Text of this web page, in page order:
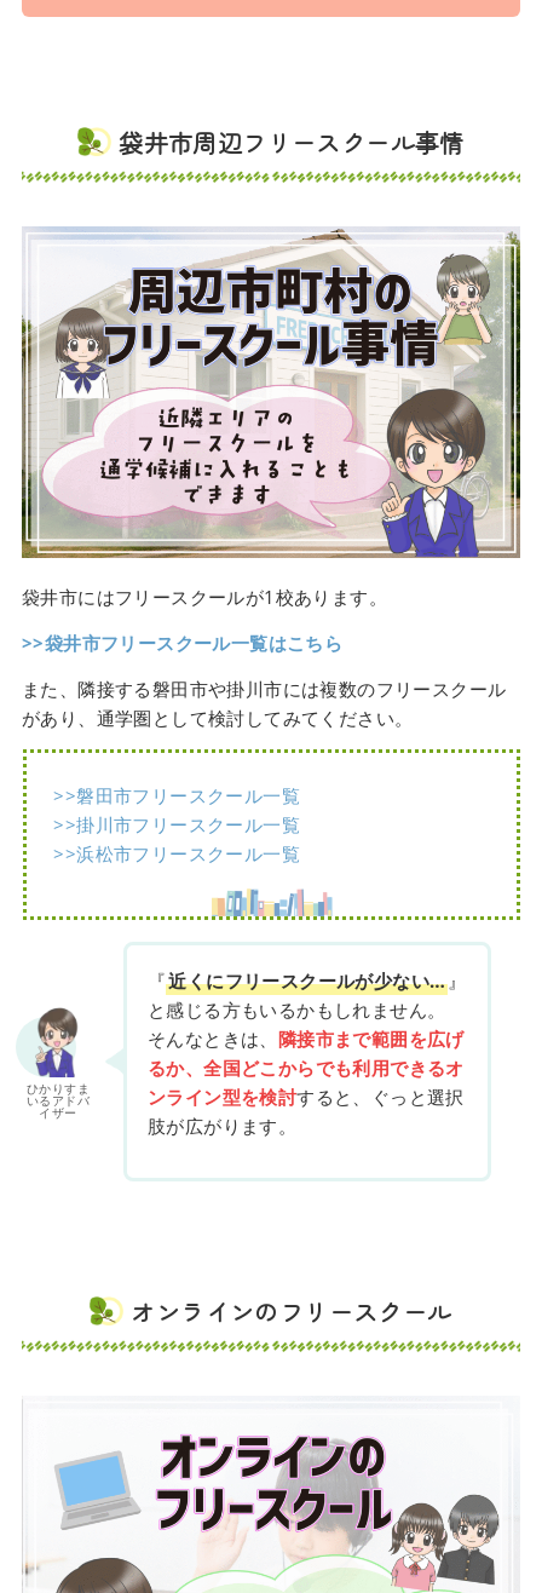
袋井市周辺フリースクール事情
袋井市にはフリースクールが1校あります。
>>袋井市フリースクール一覧はこちら
また、隣接する磐田市や掛川市には複数のフリースクール
があり、通学圏として検討してみてください。
>>磐田市フリースクール一覧
>>掛川市フリースクール一覧
>>浜松市フリースクール一覧
ひかりすま
いるアドバ
イザー
『近くにフリースクールが少ない… 』
と感じる方もいるかもしれません。
そんなときは、 隣接市まで範囲を広げ
るか、全国どこからでも利用できるオ
ンライン型を検討すると、ぐっと選択
肢が広がります。
オンラインのフリースクール